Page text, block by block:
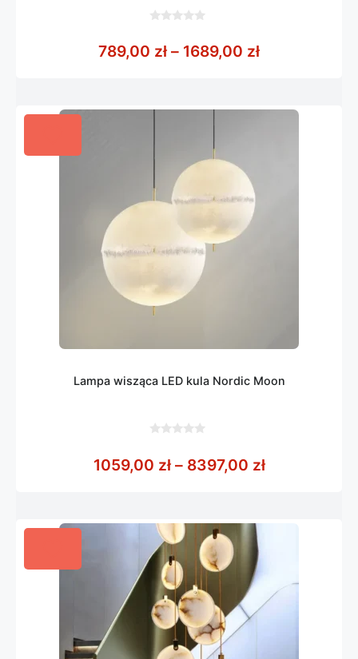
5
789,00 zł – 1689,00 złZakres cen:
Lampa wisząca LED kula Nordic Moon
5
1059,00 zł – 8397,00 złZakres cen: